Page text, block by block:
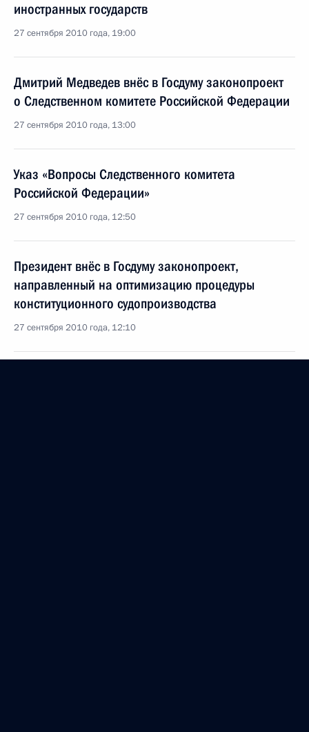
иностранных государств
27 сентября 2010 года, 19:00
Дмитрий Медведев внёс в Госдуму законопроект
о Следственном комитете Российской Федерации
27 сентября 2010 года, 13:00
Указ «Вопросы Следственного комитета
Российской Федерации»
27 сентября 2010 года, 12:50
Президент внёс в Госдуму законопроект,
направленный на оптимизацию процедуры
конституционного судопроизводства
27 сентября 2010 года, 12:10